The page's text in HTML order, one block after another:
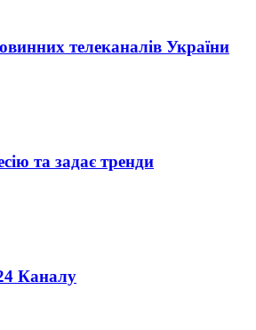
телеканалів України
та задає тренди
Каналу